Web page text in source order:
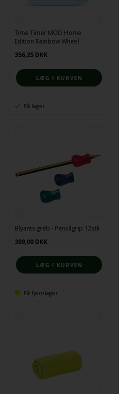
Time Timer MOD Home
Edition Rainbow Wheel
356,25 DKK
På lager
Blyants greb - Pencilgrip 12stk
309,00 DKK
På fjernlager